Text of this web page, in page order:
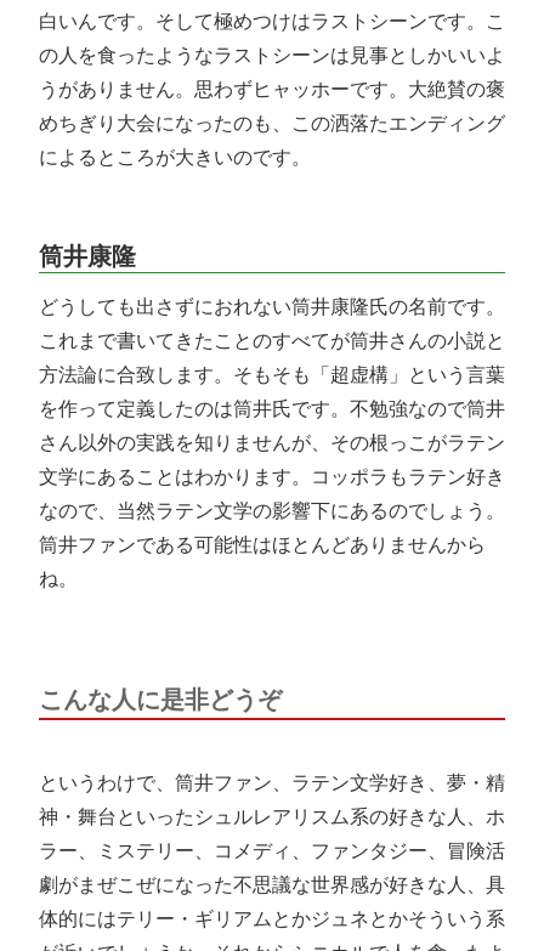
白いんです。そして極めつけはラストシーンです。こ
の人を食ったようなラストシーンは見事としかいいよ
うがありません。思わずヒャッホーです。大絶賛の褒
めちぎり大会になったのも、この洒落たエンディング
によるところが大きいのです。
筒井康隆
どうしても出さずにおれない筒井康隆氏の名前です。
これまで書いてきたことのすべてが筒井さんの小説と
方法論に合致します。そもそも「超虚構」という言葉
を作って定義したのは筒井氏です。不勉強なので筒井
さん以外の実践を知りませんが、その根っこがラテン
文学にあることはわかります。コッポラもラテン好き
なので、当然ラテン文学の影響下にあるのでしょう。
筒井ファンである可能性はほとんどありませんから
ね。
こんな人に是非どうぞ
というわけで、筒井ファン、ラテン文学好き、夢・精
神・舞台といったシュルレアリスム系の好きな人、ホ
ラー、ミステリー、コメディ、ファンタジー、冒険活
劇がまぜこぜになった不思議な世界感が好きな人、具
体的にはテリー・ギリアムとかジュネとかそういう系